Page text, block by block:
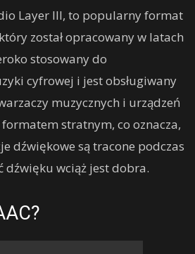
Layer III, to popularny format
został opracowany w latach
stosowany do
cyfrowej i jest obsługiwany
muzycznych i urządzeń
stratnym, co oznacza,
dźwiękowe są tracone podczas
dźwięku wciąż jest dobra.